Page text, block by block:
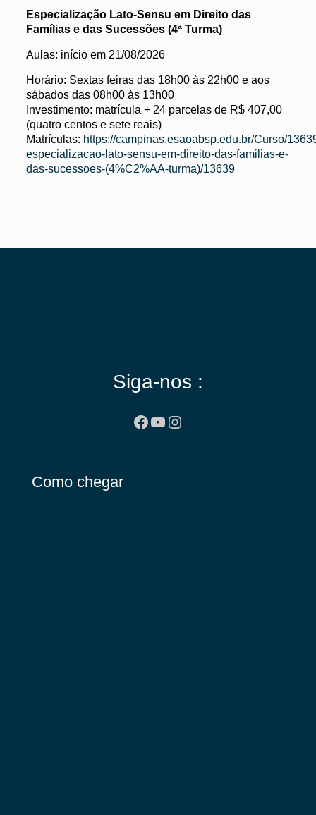
Especialização Lato-Sensu em Direito das
Famílias e das Sucessões (4ª Turma)
Aulas: início em 21/08/2026
Horário: Sextas feiras das 18h00 às 22h00 e aos
sábados das 08h00 às 13h00
Investimento: matrícula + 24 parcelas de R$ 407,00
(quatro centos e sete reais)
Matrículas: https://campinas.esaoabsp.edu.br/Curso/
especializacao-lato-sensu-em-direito-das-familias-e-
das-sucessoes-(4%C2%AA-turma)/13639
Siga-nos :
Facebook
Youtube
Instagram
Como chegar